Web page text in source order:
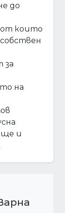
до
от които
за
на
и